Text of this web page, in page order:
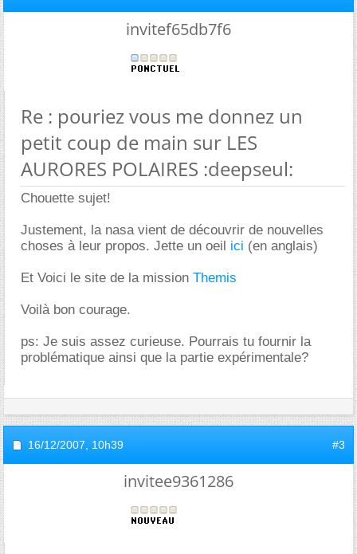
invitef65db7f6
Re : pouriez vous me donnez un
petit coup de main sur LES
AURORES POLAIRES :deepseul:
Chouette sujet!
Justement, la nasa vient de découvrir de nouvelles
choses à leur propos. Jette un oeil ici (en anglais)
Et Voici le site de la mission Themis
Voilà bon courage.
ps: Je suis assez curieuse. Pourrais tu fournir la
problématique ainsi que la partie expérimentale?
16/12/2007, 10h39 #3
invitee9361286